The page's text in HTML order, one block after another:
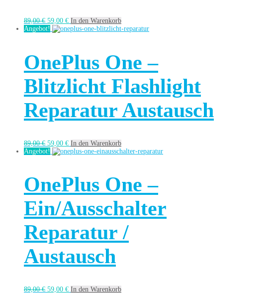
89,00€ 59,00 € In den Warenkorb
Angebot!
OnePlus One –
Blitzlicht Flashlight
Reparatur Austausch
89,00€ 59,00 € In den Warenkorb
Angebot!
OnePlus One –
Ein/Ausschalter
Reparatur /
Austausch
89,00€ 59,00 € In den Warenkorb